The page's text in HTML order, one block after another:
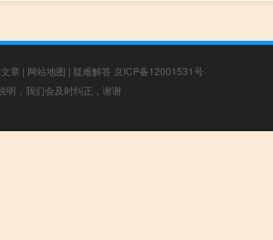
章 | 网站地图 | 疑难解答 京ICP备12001531号
明，我们会及时纠正，谢谢